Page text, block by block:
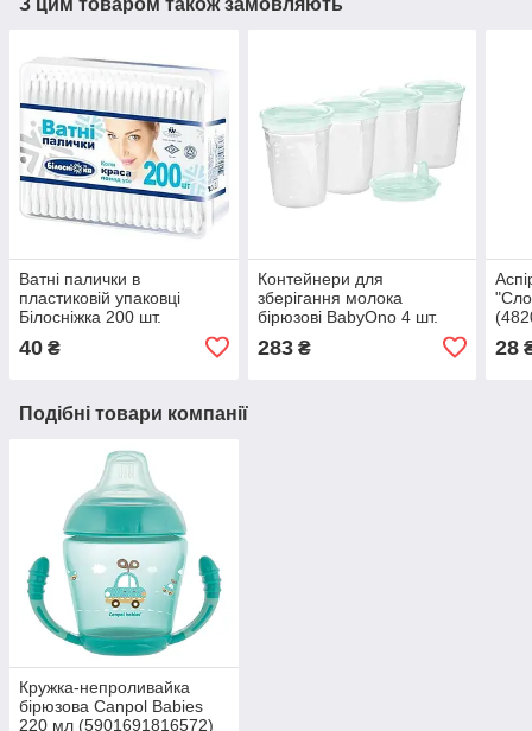
З цим товаром також замовляють
Ватні палички в
пластиковій упаковці
Білосніжка 200 шт.
40 ₴
Контейнери для
зберігання молока
бірюзові BabyOno 4 шт.
283₴ 28
Подібні товари компанії
Кружка-непроливайка
бірюзова Canpol Babies
220 мл (5901691816572)